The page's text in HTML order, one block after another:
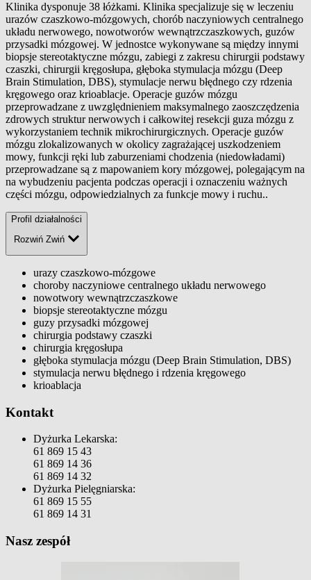
Klinika dysponuje 38 łóżkami. Klinika specjalizuje się w leczeniu
urazów czaszkowo-mózgowych, chorób naczyniowych centralnego
układu nerwowego, nowotworów wewnątrzczaszkowych, guzów
przysadki mózgowej. W jednostce wykonywane są między innymi
biopsje stereotaktyczne mózgu, zabiegi z zakresu chirurgii podstawy
czaszki, chirurgii kręgosłupa, głęboka stymulacja mózgu (Deep
Brain Stimulation, DBS), stymulacje nerwu błędnego czy rdzenia
kręgowego oraz krioablacje. Operacje guzów mózgu
przeprowadzane z uwzględnieniem maksymalnego zaoszczędzenia
zdrowych struktur nerwowych i całkowitej resekcji guza mózgu z
wykorzystaniem technik mikrochirurgicznych. Operacje guzów
mózgu zlokalizowanych w okolicy zagrażającej uszkodzeniem
mowy, funkcji ręki lub zaburzeniami chodzenia (niedowładami)
przeprowadzane są z mapowaniem kory mózgowej, polegającym na
na wybudzeniu pacjenta podczas operacji i oznaczeniu ważnych
części mózgu, odpowiedzialnych za funkcje mowy i ruchu..
Profil działalności
Rozwiń Zwiń
urazy czaszkowo-mózgowe
choroby naczyniowe centralnego układu nerwowego
nowotwory wewnątrzczaszkowe
biopsje stereotaktyczne mózgu
guzy przysadki mózgowej
chirurgia podstawy czaszki
chirurgia kręgosłupa
głęboka stymulacja mózgu (Deep Brain Stimulation, DBS)
stymulacja nerwu błędnego i rdzenia kręgowego
krioablacja
Kontakt
Dyżurka Lekarska:
61 869 15 43
61 869 14 36
61 869 14 32
Dyżurka Pielęgniarska:
61 869 15 55
61 869 14 31
Nasz zespół